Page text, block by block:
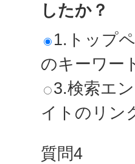
したか？
1.トップ
のキーワー
3.検索エ
イトのリン
質問4